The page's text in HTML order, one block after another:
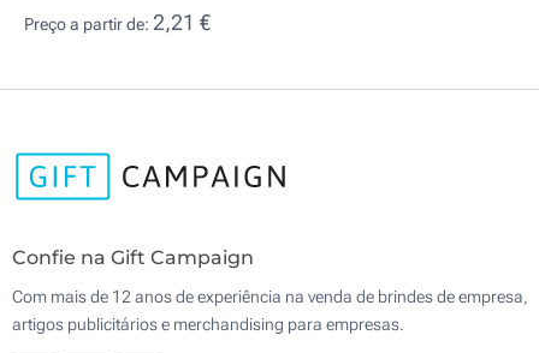
Preço a partir de: 2,21 €
Confie na Gift Campaign
Com mais de 12 anos de experiência na venda de brindes de empresa,
artigos publicitários e merchandising para empresas.